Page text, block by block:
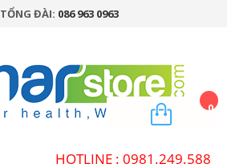
TỔNG ĐÀI: 086 963 0963
0
HOTLINE : 0981.249.588